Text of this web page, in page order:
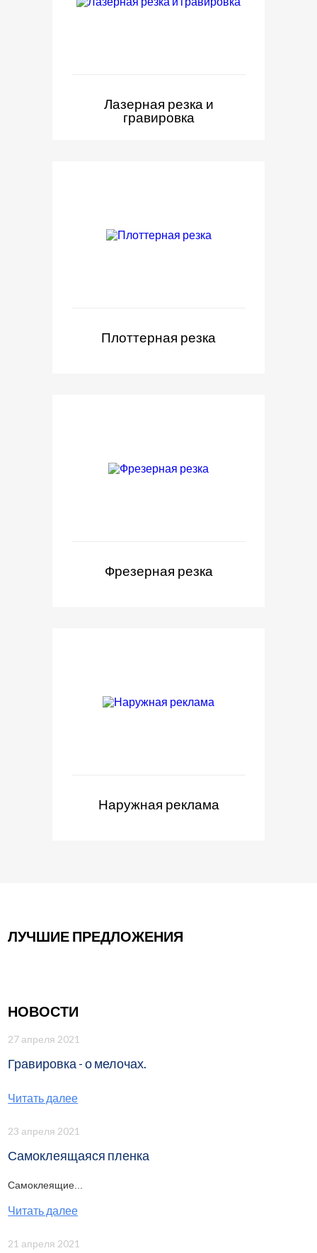
Лазерная резка и
гравировка
Плоттерная резка
Фрезерная резка
Наружная реклама
ЛУЧШИЕ ПРЕДЛОЖЕНИЯ
НОВОСТИ
27 апреля 2021
Гравировка - о мелочах.
Читать далее
23 апреля 2021
Самоклеящаяся пленка
Самоклеящие...
Читать далее
21 апреля 2021